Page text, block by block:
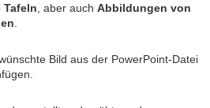
Tafeln , aber auch Abbildungen von
Bild aus der PowerPoint-Datei